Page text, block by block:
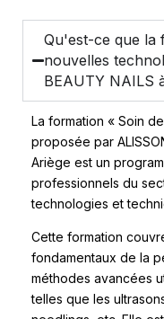
Qu'est-ce que la
nouvelles
BEAUTY NAILS
La formation « Soin
proposée par
Ariège est un
professionnels du
technologies et
Cette formation
fondamentaux de la
méthodes avancées
telles que les